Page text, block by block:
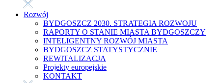
Rozwój
BYDGOSZCZ 2030. STRATEGIA ROZWOJU
RAPORTY O STANIE MIASTA BYDGOSZCZY
INTELIGENTNY ROZWÓJ MIASTA
BYDGOSZCZ STATYSTYCZNIE
REWITALIZACJA
Projekty europejskie
KONTAKT